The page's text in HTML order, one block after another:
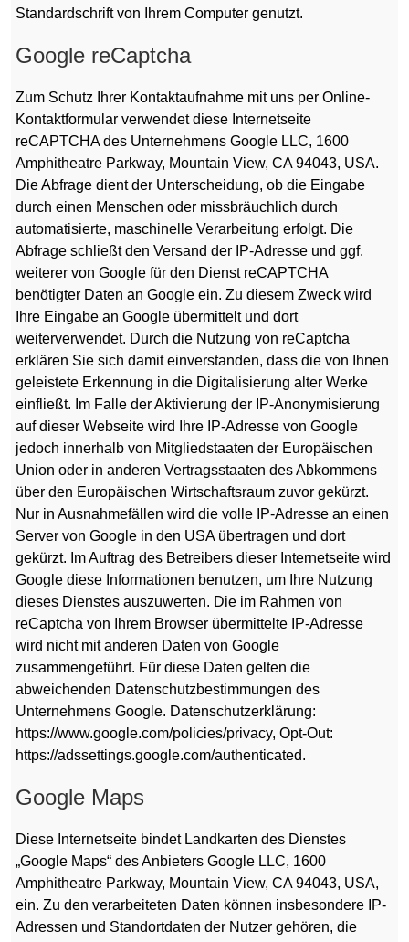
Standardschrift von Ihrem Computer genutzt.
Google reCaptcha
Zum Schutz Ihrer Kontaktaufnahme mit uns per Online-
Kontaktformular verwendet diese Internetseite
reCAPTCHA des Unternehmens Google LLC, 1600
Amphitheatre Parkway, Mountain View, CA 94043, USA.
Die Abfrage dient der Unterscheidung, ob die Eingabe
durch einen Menschen oder missbräuchlich durch
automatisierte, maschinelle Verarbeitung erfolgt. Die
Abfrage schließt den Versand der IP-Adresse und ggf.
weiterer von Google für den Dienst reCAPTCHA
benötigter Daten an Google ein. Zu diesem Zweck wird
Ihre Eingabe an Google übermittelt und dort
weiterverwendet. Durch die Nutzung von reCaptcha
erklären Sie sich damit einverstanden, dass die von Ihnen
geleistete Erkennung in die Digitalisierung alter Werke
einfließt. Im Falle der Aktivierung der IP-Anonymisierung
auf dieser Webseite wird Ihre IP-Adresse von Google
jedoch innerhalb von Mitgliedstaaten der Europäischen
Union oder in anderen Vertragsstaaten des Abkommens
über den Europäischen Wirtschaftsraum zuvor gekürzt.
Nur in Ausnahmefällen wird die volle IP-Adresse an einen
Server von Google in den USA übertragen und dort
gekürzt. Im Auftrag des Betreibers dieser Internetseite wird
Google diese Informationen benutzen, um Ihre Nutzung
dieses Dienstes auszuwerten. Die im Rahmen von
reCaptcha von Ihrem Browser übermittelte IP-Adresse
wird nicht mit anderen Daten von Google
zusammengeführt. Für diese Daten gelten die
abweichenden Datenschutzbestimmungen des
Unternehmens Google. Datenschutzerklärung:
https://www.google.com/policies/privacy, Opt-Out:
https://adssettings.google.com/authenticated.
Google Maps
Diese Internetseite bindet Landkarten des Dienstes
„Google Maps“ des Anbieters Google LLC, 1600
Amphitheatre Parkway, Mountain View, CA 94043, USA,
ein. Zu den verarbeiteten Daten können insbesondere IP-
Adressen und Standortdaten der Nutzer gehören, die